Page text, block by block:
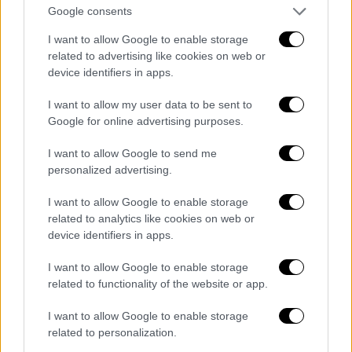
Google consents
I want to allow Google to enable storage
related to advertising like cookies on web or
device identifiers in apps.
I want to allow my user data to be sent to
Google for online advertising purposes.
I want to allow Google to send me
personalized advertising.
I want to allow Google to enable storage
related to analytics like cookies on web or
device identifiers in apps.
I want to allow Google to enable storage
related to functionality of the website or app.
I want to allow Google to enable storage
related to personalization.
snfestival_2020_caribou-thomas_neukum_-
_mural_stamford_hill_estate_by_artist_amber_elise.jpg
Copy:Η Αυστραλιανή μπάντα που ξέρει
να κάνει πάρτι, επιστρέφει στις ευρωπαϊκές
τετραμελές electro-pop γκρουπ που